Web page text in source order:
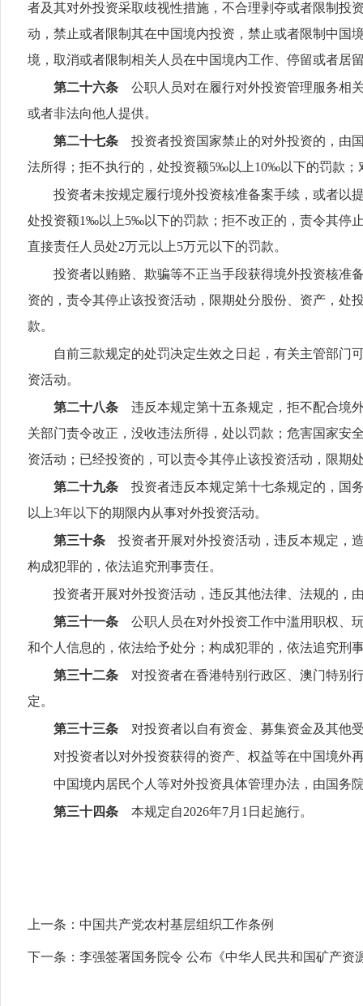
者及其对外投资采取歧视性措施，不合理剥夺或者限制投
动，禁止或者限制其在中国境内投资，禁止或者限制中国
境，取消或者限制相关人员在中国境内工作、停留或者居
第二十六条 公职人员对在履行对外投资管理服务相
或者非法向他人提供。
第二十七条 投资者投资国家禁止的对外投资的，由
法所得；拒不执行的，处投资额5‰以上10‰以下的罚款；
投资者未按规定履行境外投资核准备案手续，或者以
处投资额1‰以上5‰以下的罚款；拒不改正的，责令其停
直接责任人员处2万元以上5万元以下的罚款。
投资者以贿赂、欺骗等不正当手段获得境外投资核
资的，责令其停止该投资活动，限期处分股份、资产，
款。
自前三款规定的处罚决定生效之日起，有关主管部门
资活动。
第二十八条 违反本规定第十五条规定，拒不配合境
关部门责令改正，没收违法所得，处以罚款；危害国家安
资活动；已经投资的，可以责令其停止该投资活动，限期
第二十九条 投资者违反本规定第十七条规定的，国
以上3年以下的期限内从事对外投资活动。
第三十条 投资者开展对外投资活动，违反本规定，
构成犯罪的，依法追究刑事责任。
投资者开展对外投资活动，违反其他法律、法规的，
第三十一条 公职人员在对外投资工作中滥用职权、
和个人信息的，依法给予处分；构成犯罪的，依法追究刑
第三十二条 对投资者在香港特别行政区、澳门特别
定。
第三十三条 对投资者以自有资金、募集资金及其他
对投资者以对外投资获得的资产、权益等在中国境外
中国境内居民个人等对外投资具体管理办法，由国务
第三十四条 本规定自2026年7月1日起施行。
上一条： 中国共产党农村基层组织工作条例
下一条： 李强签署国务院令 公布《中华人民共和国矿产资